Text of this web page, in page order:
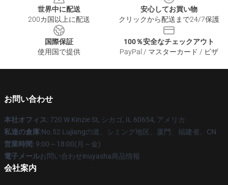
世界中に配送
200カ国以上に配送
安心してお買い物
クリックから配送まで24/7保護
国際保証
使用国で提供
100％安全なチェックアウト
PayPal / マスターカード / ビザ
お問い合わせ
本社オフィス: 720 W Kinzie St, シカゴ, IL 60654, アメリカ
私達の倉庫:No.52 Lujiangの道、シミング地区、厦門、福建省、CN
営業時間: 9:00～18:00(月～金)
電子メールお問い合わせinuyasha商品情報
会社案内